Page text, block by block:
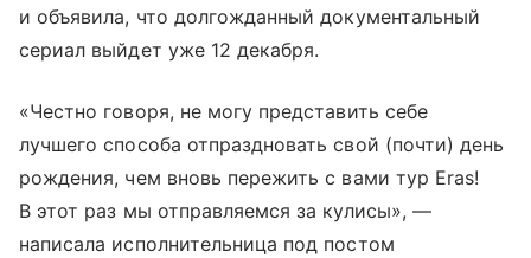
и объявила, что долгожданный документальный
сериал выйдет уже 12 декабря.
«Честно говоря, не могу представить себе
лучшего способа отпраздновать свой (почти) день
рождения, чем вновь пережить с вами тур Eras!
В этот раз мы отправляемся за кулисы», —
написала исполнительница под постом